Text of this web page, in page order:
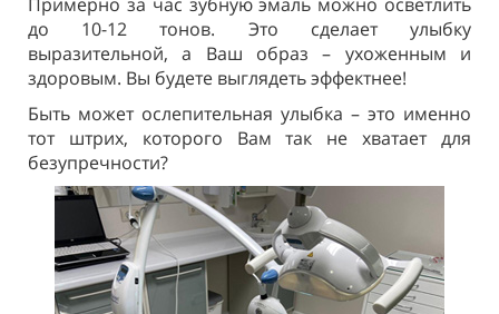
до 10-12 тонов. Это сделает улыбку
выразительной, а Ваш образ – ухоженным и
здоровым. Вы будете выглядеть эффектнее!
Быть может ослепительная улыбка – это именно
тот штрих, которого Вам так не хватает для
безупречности?